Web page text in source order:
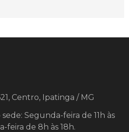
Centro, Ipatinga / MG
Segunda-feira de 11h às
feira de 8h às 18h.